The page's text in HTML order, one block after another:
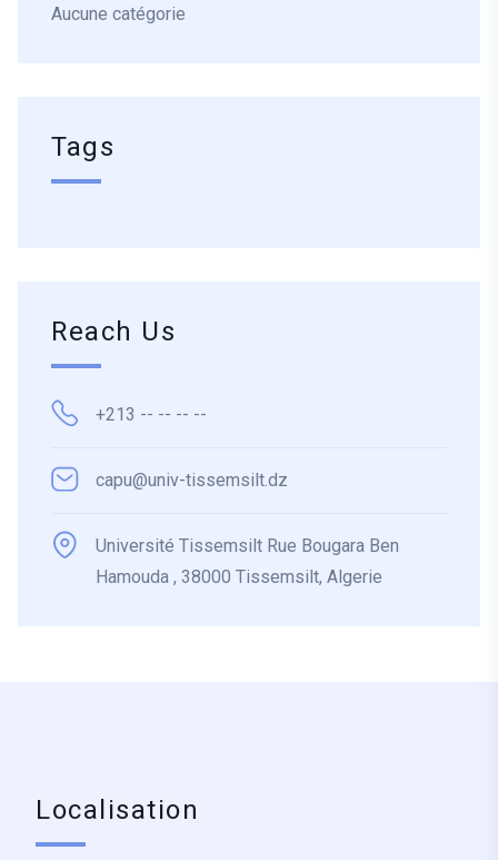
Aucune catégorie
Tags
Reach Us
+213 -- -- -- --
capu@univ-tissemsilt.dz
Université Tissemsilt Rue Bougara Ben
Hamouda , 38000 Tissemsilt, Algerie
Localisation